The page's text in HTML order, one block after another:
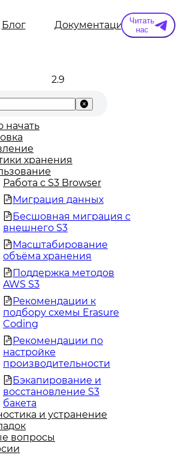
Блог Документация
Читать
нас
2.9
начать
хранения
Работа с S3 Browser
Миграция данных
Бесшовная миграция с
внешнего S3
Масштабирование
объёма хранения
Поддержка методов
AWS S3
Рекомендации к
подбору схемы Erasure
Coding
Рекомендации по
настройке
производительности
Бэкапирование и
восстановление S3
бакета
и устранение
вопросы